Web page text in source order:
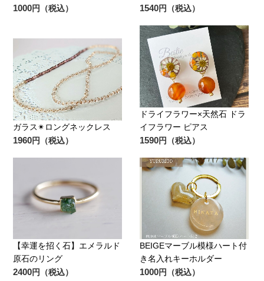
1000円（税込） 1540円（税込）
ガラス✴ロングネックレス
1960円（税込）
ドライフラワー×天然石 ドラ
イフラワー ピアス
1590円（税込）
【幸運を招く石】エメラルド
原石のリング
2400円（税込）
BEIGEマーブル模様ハート付
き名入れキーホルダー
1000円（税込）